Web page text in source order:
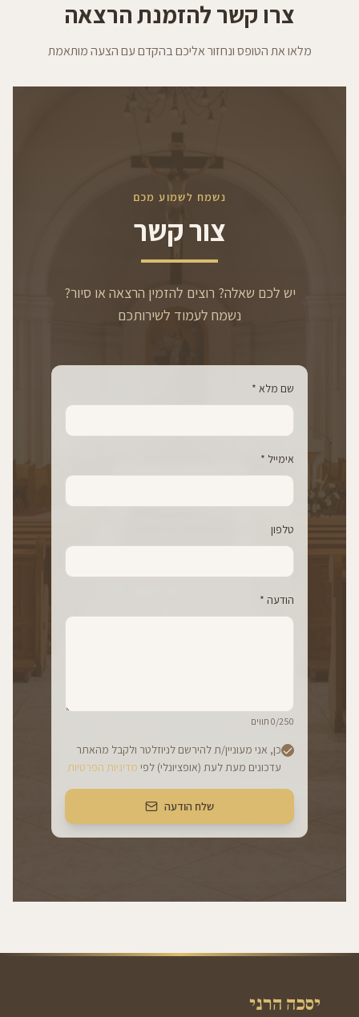
צרו קשר להזמנת הרצאה
מלאו את הטופס ונחזור אליכם בהקדם עם הצעה מותאמת
נשמח לשמוע מכם
צור קשר
יש לכם שאלה? רוצים להזמין הרצאה או סיור?
נשמח לעמוד לשירותכם
שם מלא *
אימייל *
טלפון
הודעה *
0/250 תווים
כן, אני מעוניין/ת להירשם לניוזלטר ולקבל מהאתר
עדכונים מעת לעת (אופציונלי) לפי מדיניות הפרטיות
שלח הודעה
יסכה הרני